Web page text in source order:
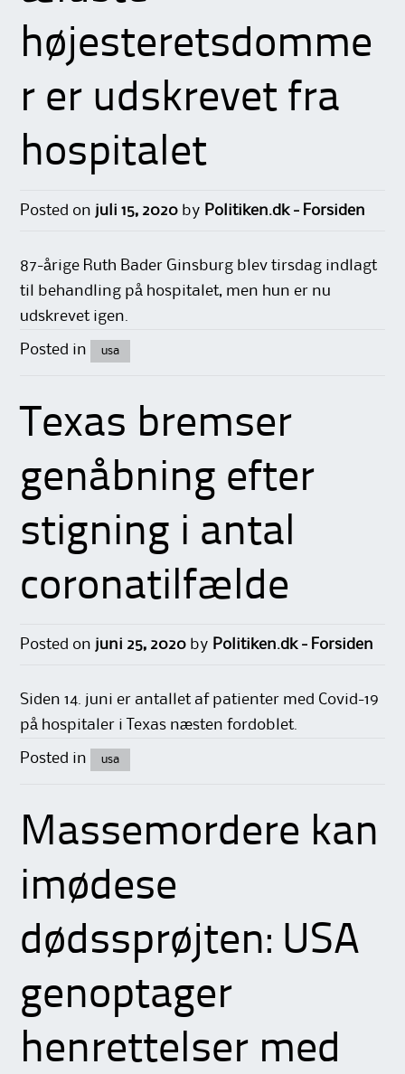
højesteretsdomme
r er udskrevet fra
hospitalet
Posted on juli 15, 2020 by Politiken.dk - Forsiden
87-årige Ruth Bader Ginsburg blev tirsdag indlagt
til behandling på hospitalet, men hun er nu
udskrevet igen.
Posted in usa
Texas bremser
genåbning efter
stigning i antal
coronatilfælde
Posted on juni 25, 2020 by Politiken.dk - Forsiden
Siden 14. juni er antallet af patienter med Covid-19
på hospitaler i Texas næsten fordoblet.
Posted in usa
Massemordere kan
imødese
dødssprøjten: USA
genoptager
henrettelser med